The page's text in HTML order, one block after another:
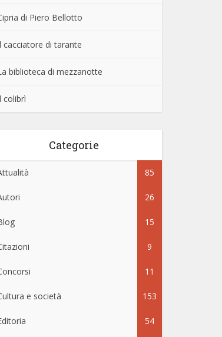
di Piero Bellotto
cacciatore di tarante
biblioteca di mezzanotte
colibrì
Categorie
85
26
15
9
11
e società 153
54